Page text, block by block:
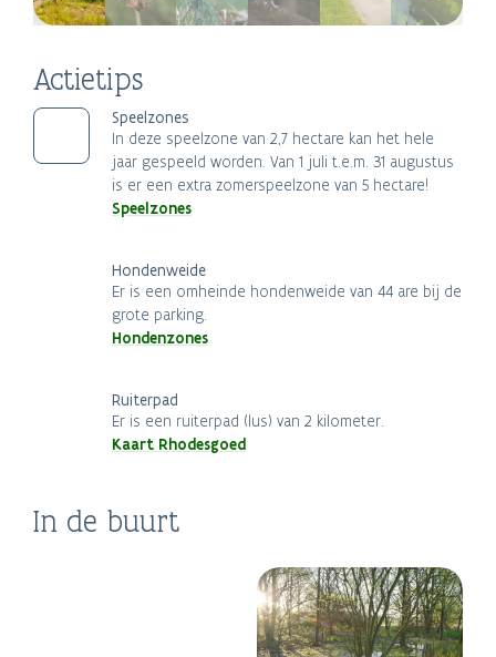
Actietips
Speelzones
In deze speelzone van 2,7 hectare kan het hele
jaar gespeeld worden. Van 1 juli t.e.m. 31 augustus
is er een extra zomerspeelzone van 5 hectare!
Speelzones
Hondenweide
Er is een omheinde hondenweide van 44 are bij de
grote parking.
Hondenzones
Ruiterpad
Er is een ruiterpad (lus) van 2 kilometer.
Kaart Rhodesgoed
In de buurt
Izegem
Provinciedomein